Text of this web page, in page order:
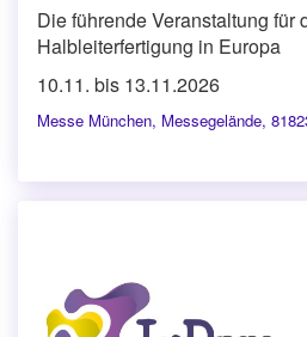
Die führende Veranstaltung für
Halbleiterfertigung in Europa
10.11. bis 13.11.2026
Messe München, Messegelände,